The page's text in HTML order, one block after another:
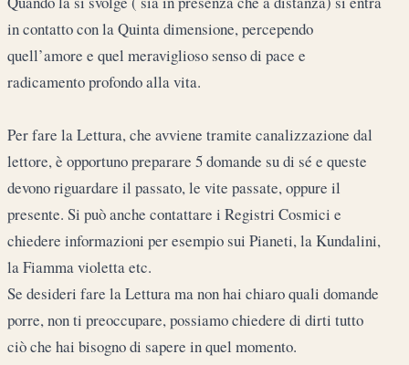
in contatto con la Quinta dimensione, percependo
quell’amore e quel meraviglioso senso di pace e
radicamento profondo alla vita.
Per fare la Lettura, che avviene tramite canalizzazione dal
lettore, è opportuno preparare 5 domande su di sé e queste
devono riguardare il passato, le vite passate, oppure il
presente. Si può anche contattare i Registri Cosmici e
chiedere informazioni per esempio sui Pianeti, la Kundalini,
la Fiamma violetta etc.
Se desideri fare la Lettura ma non hai chiaro quali domande
porre, non ti preoccupare, possiamo chiedere di dirti tutto
ciò che hai bisogno di sapere in quel momento.